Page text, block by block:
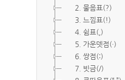
2. 물음표(?)
3. 느낌표(!)
4. 쉼표(,)
5. 가운뎃점(·)
6. 쌍점(:)
7. 빗금(/)